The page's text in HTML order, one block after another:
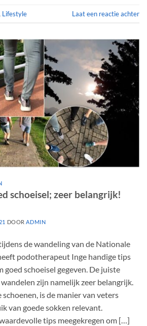
Lifestyle Laat een reactie achter
schoeisel; zeer belangrijk!
DOORADMIN
de wandeling van de Nationale
podotherapeut Inge handige tips
schoeisel gegeven. De juiste
zijn namelijk zeer belangrijk.
is de manier van veters
van goede sokken relevant.
tips meegekregen om […]